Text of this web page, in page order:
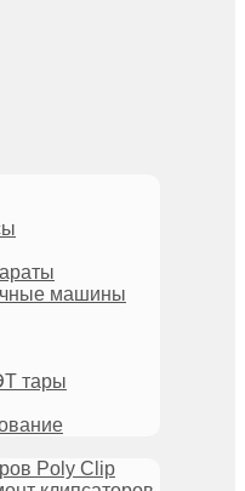
машины
тары
Poly Clip